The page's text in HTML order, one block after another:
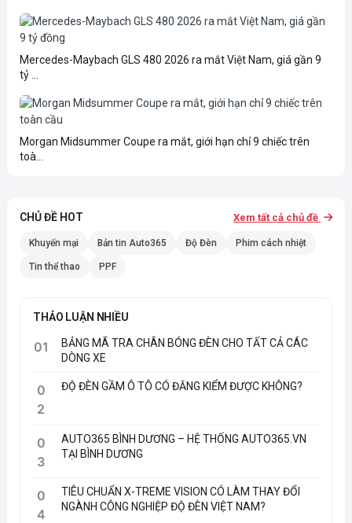
Mercedes-Maybach GLS 480 2026 ra mắt Việt Nam, giá gần 9
tỷ ...
Morgan Midsummer Coupe ra mắt, giới hạn chỉ 9 chiếc trên
toà...
CHỦ ĐỀ HOT Xem tất cả chủ đề
Khuyến mại Bản tin Auto365 Độ Đèn Phim cách nhiệt
Tin thể thao PPF
THẢO LUẬN NHIỀU
01
BẢNG MÃ TRA CHÂN BÓNG ĐÈN CHO TẤT CẢ CÁC
DÒNG XE
0
2
ĐỘ ĐÈN GẦM Ô TÔ CÓ ĐĂNG KIỂM ĐƯỢC KHÔNG?
0
3
AUTO365 BÌNH DƯƠNG – HỆ THỐNG AUTO365.VN
TẠI BÌNH DƯƠNG
0
4
TIÊU CHUẨN X-TREME VISION CÓ LÀM THAY ĐỔI
NGÀNH CÔNG NGHIỆP ĐỘ ĐÈN VIỆT NAM?